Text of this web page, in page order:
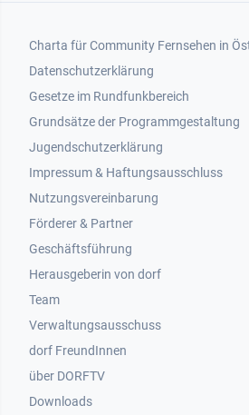
Footer 1
Charta für Community Fernsehen in
Datenschutzerklärung
Gesetze im Rundfunkbereich
Grundsätze der Programmgestaltung
Jugendschutzerklärung
Impressum & Haftungsausschluss
Nutzungsvereinbarung
Footer 2
Förderer & Partner
Geschäftsführung
Herausgeberin von dorf
Team
Verwaltungsausschuss
dorf FreundInnen
Footer 3
über DORFTV
Downloads